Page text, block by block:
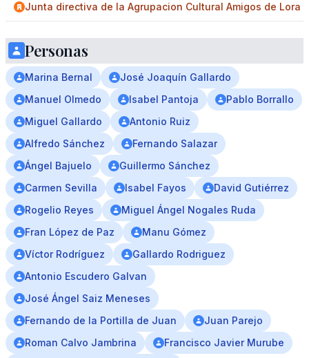
Junta directiva de la Agrupacion Cultural Amigos de Lora
Personas
Marina Bernal
José Joaquín Gallardo
Manuel Olmedo
Isabel Pantoja
Pablo Borrallo
Miguel Gallardo
Antonio Ruiz
Alfredo Sánchez
Fernando Salazar
Ángel Bajuelo
Guillermo Sánchez
Carmen Sevilla
Isabel Fayos
David Gutiérrez
Rogelio Reyes
Miguel Ángel Nogales Ruda
Fran López de Paz
Manu Gómez
Víctor Rodríguez
Gallardo Rodriguez
Antonio Escudero Galvan
José Ángel Saiz Meneses
Fernando de la Portilla de Juan
Juan Parejo
Roman Calvo Jambrina
Francisco Javier Murube